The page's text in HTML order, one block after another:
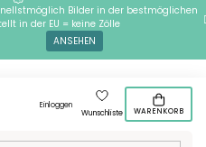
Bilder in der bestmöglichen
in der EU = keine Zölle
ANSEHEN
Einloggen
Wunschliste
WARENKORB